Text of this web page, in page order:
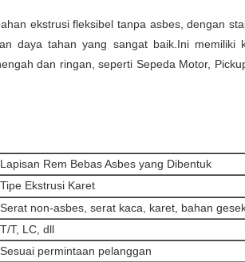
ekstrusi fleksibel tanpa asbes, dengan
daya tahan yang sangat baik.Ini memiliki
dan ringan, seperti Sepeda Motor,
Lapisan Rem Bebas Asbes yang Dibentuk
Tipe Ekstrusi Karet
Serat non-asbes, serat kaca, karet, bahan
T/T, LC, dll
Sesuai permintaan pelanggan